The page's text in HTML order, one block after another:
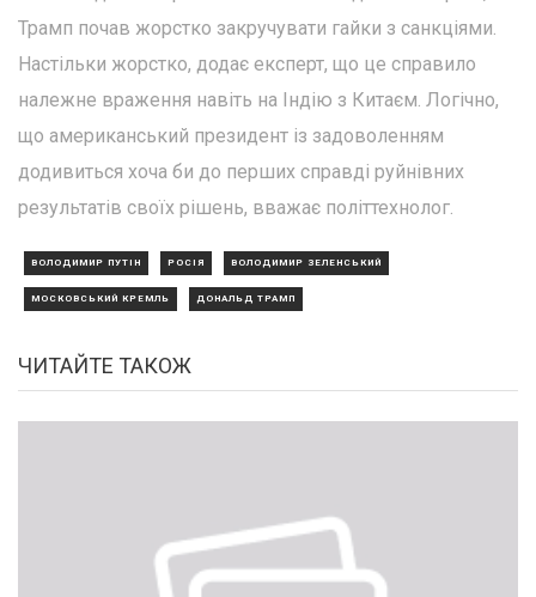
Трамп почав жорстко закручувати гайки з санкціями.
Настільки жорстко, додає експерт, що це справило
належне враження навіть на Індію з Китаєм. Логічно,
що американський президент із задоволенням
додивиться хоча би до перших справді руйнівних
результатів своїх рішень, вважає політтехнолог.
ВОЛОДИМИР ПУТІН РОСІЯ ВОЛОДИМИР ЗЕЛЕНСЬКИЙ
МОСКОВСЬКИЙ КРЕМЛЬ ДОНАЛЬД ТРАМП
ЧИТАЙТЕ ТАКОЖ